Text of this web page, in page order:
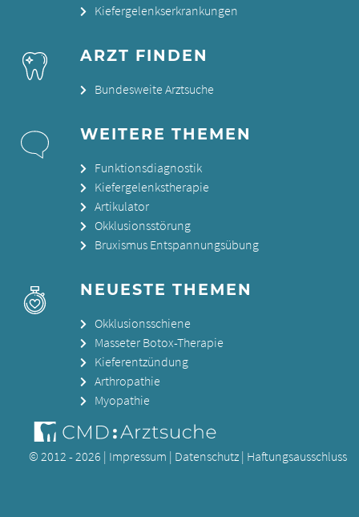
Kiefergelenkserkrankungen
ARZT FINDEN
Bundesweite Arztsuche
WEITERE THEMEN
Funktionsdiagnostik
Kiefergelenkstherapie
Artikulator
Okklusionsstörung
Bruxismus Entspannungsübung
NEUESTE THEMEN
Okklusionsschiene
Masseter Botox-Therapie
Kieferentzündung
Arthropathie
Myopathie
© 2012 - 2026 | Impressum | Datenschutz | Haftungsausschluss